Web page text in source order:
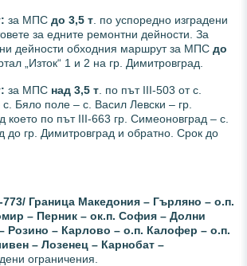
за МПС до 3,5 т . по успоредно изградени
за едните ремонтни дейности. За
дейности обходния маршрут за МПС до
„Изток“ 1 и 2 на гр. Димитровград.
за МПС над 3,5 т . по път III-503 от с.
Бяло поле – с. Васил Левски – гр.
което по път III-663 гр. Симеоновград – с.
до гр. Димитровград и обратно. Срок до
773/ Граница Македония – Гърляно – о.п.
– Перник – ок.п. София – Долни
Розино – Карлово – о.п. Калофер – о.п.
– Лозенец – Карнобат –
ограничения.